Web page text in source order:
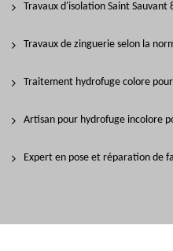
Travaux d'isolation Saint Sauvant
Travaux de zinguerie selon la
Traitement hydrofuge colore
Artisan pour hydrofuge incolore
Expert en pose et réparation de